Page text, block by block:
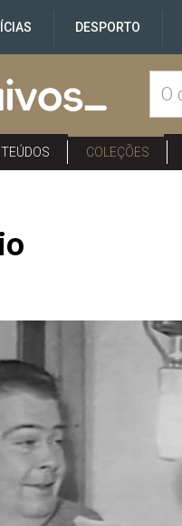
DESPORTO
COLEÇÕES